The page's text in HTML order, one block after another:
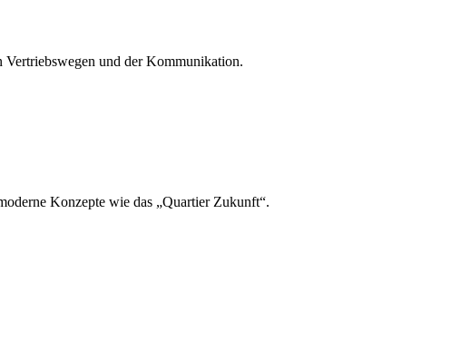
Vertriebswegen und der Kommunikation.
Konzepte wie das „Quartier Zukunft“.